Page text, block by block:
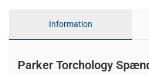
Information
Parker Torchology